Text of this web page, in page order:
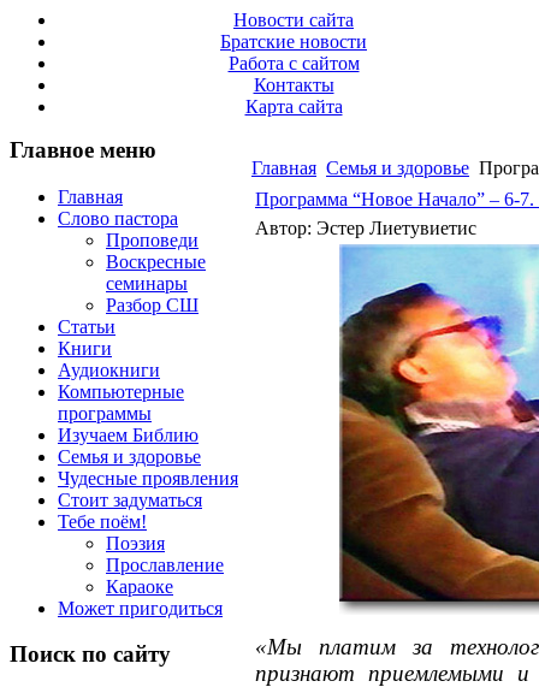
Новости сайта
Братские новости
Работа с сайтом
Контакты
Карта сайта
Главное меню
Главная
Слово пастора
Проповеди
Воскресные
семинары
Разбор СШ
Статьи
Книги
Аудиокниги
Компьютерные
программы
Изучаем Библию
Семья и здоровье
Чудесные проявления
Стоит задуматься
Тебе поём!
Поэзия
Прославление
Караоке
Может пригодиться
Поиск по сайту
Главная Семья и здоровье
Программа “Новое Начало” – 6-
Автор: Эстер Лиетувиетис
«Мы платим за
признают приемлемыми и